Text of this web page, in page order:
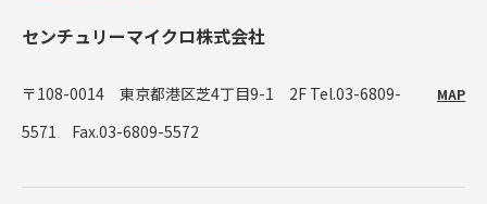
センチュリーマイクロ株式会社
〒108-0014 東京都港区芝4丁目9-1 2F Tel.03-6809-
5571 Fax.03-6809-5572
MAP